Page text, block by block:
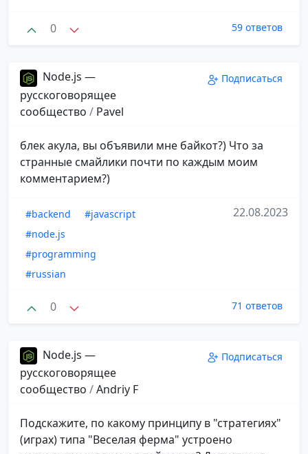
0 59 ответов
Node.js —
русскоговорящее
сообщество / Pavel
Подписаться
блек акула, вы объявили мне байкот?) Что за
странные смайлики почти по каждым моим
комментарием?)
#backend
#javascript
#node.js
#programming
#russian
22.08.2023
0 71 ответов
Node.js —
русскоговорящее
сообщество /Andriy F
Подписаться
Подскажите, по какому принципу в "стратегиях"
(играх) типа "Веселая ферма" устроено